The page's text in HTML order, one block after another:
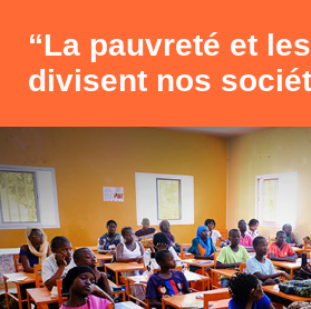
“La pauvreté et
divisent nos